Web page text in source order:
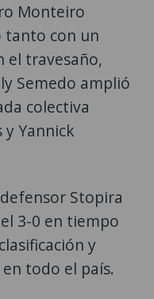
Monteiro
tanto con un
el travesaño,
Semedo amplió
colectiva
Yannick
Stopira
3-0 en tiempo
y
todo el país.